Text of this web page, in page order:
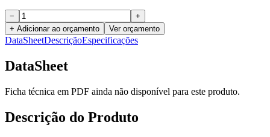
−
+
+ Adicionar ao orçamento
Ver orçamento
DataSheetDescriçãoEspecificações
DataSheet
Ficha técnica em PDF ainda não disponível para este produto.
Descrição do Produto